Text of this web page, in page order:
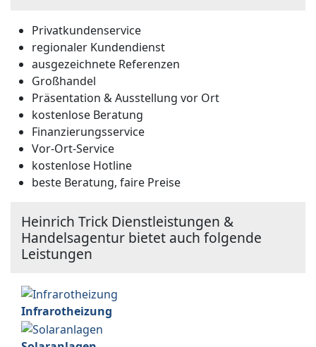
Privatkundenservice
regionaler Kundendienst
ausgezeichnete Referenzen
Großhandel
Präsentation & Ausstellung vor Ort
kostenlose Beratung
Finanzierungsservice
Vor-Ort-Service
kostenlose Hotline
beste Beratung, faire Preise
Heinrich Trick Dienstleistungen &
Handelsagentur bietet auch folgende
Leistungen
Infrarotheizung